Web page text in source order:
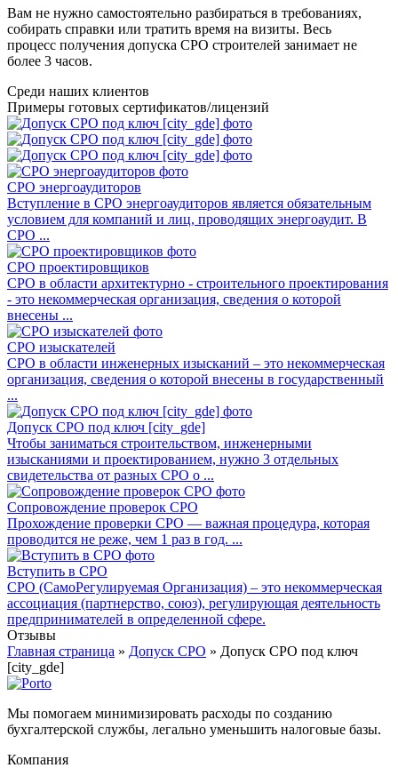
Вам не нужно самостоятельно разбираться в требованиях,
собирать справки или тратить время на визиты. Весь
процесс получения допуска СРО строителей занимает не
более 3 часов.
Среди наших клиентов
Примеры готовых сертификатов/лицензий
СРО энергоаудиторов
Вступление в СРО энергоаудиторов является обязательным
условием для компаний и лиц, проводящих энергоаудит. В
СРО ...
СРО проектировщиков
СРО в области архитектурно - строительного проектирования
- это некоммерческая организация, сведения о которой
внесены ...
СРО изыскателей
СРО в области инженерных изысканий – это некоммерческая
организация, сведения о которой внесены в государственный
...
Допуск СРО под ключ [city_gde]
Чтобы заниматься строительством, инженерными
изысканиями и проектированием, нужно 3 отдельных
свидетельства от разных СРО о ...
Сопровождение проверок СРО
Прохождение проверки СРО — важная процедура, которая
проводится не реже, чем 1 раз в год. ...
Вступить в СРО
СРО (СамоРегулируемая Организация) – это некоммерческая
ассоциация (партнерство, союз), регулирующая деятельность
предпринимателей в определенной сфере.
Отзывы
Главная страница » Допуск СРО » Допуск СРО под ключ
[city_gde]
Мы помогаем минимизировать расходы по созданию
бухгалтерской службы, легально уменьшить налоговые базы.
Компания